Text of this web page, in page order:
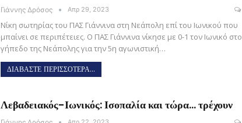
Γιάννης Δρόσος Απρ 29, 2023
Νίκη σωτηρίας του ΠΑΣ Γιάννινα στη Νεάπολη επί του Ιωνικού που
μπαίνει σε περιπέτειες. Ο ΠΑΣ Γιάννινα νίκησε με 0-1 τον Ιωνικό στο
γήπεδο της Νεάπολης για την 5η αγωνιστική…
ΔΙΑΒΑΣΤΕ ΠΕΡΙΣΣΟΤΕΡΑ...
Λεβαδειακός-Ιωνικός: Ισοπαλία και τώρα… τρέχουν